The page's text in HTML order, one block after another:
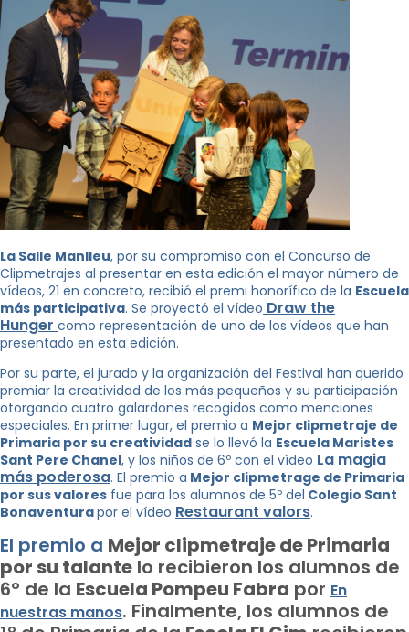
La Salle Manlleu, por su compromiso con el Concurso de
Clipmetrajes al presentar en esta edición el mayor número de
vídeos, 21 en concreto, recibió el premi honorífico de la Escuela
más participativa. Se proyectó el vídeo Draw the
Hunger como representación de uno de los vídeos que han
presentado en esta edición.
Por su parte, el jurado y la organización del Festival han querido
premiar la creatividad de los más pequeños y su participación
otorgando cuatro galardones recogidos como menciones
especiales. En primer lugar, el premio a Mejor clipmetraje de
Primaria por su creatividad se lo llevó la Escuela Maristes
Sant Pere Chanel, y los niños de 6º con el vídeo La magia
más poderosa. El premio a Mejor clipmetrage de Primaria
por sus valores fue para los alumnos de 5º del Colegio Sant
Bonaventurapor el vídeo Restaurant valors.
El premio a Mejor clipmetraje de Primaria
por su talante lo recibieron los alumnos de
6º de la Escuela Pompeu Fabra por En
nuestras manos. Finalmente, los alumnos de